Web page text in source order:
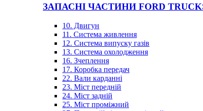
ЗАПАСНІ ЧАСТИНИ FORD
10. Двигун
11. Система живлення
12. Система випуску газів
13. Система охолодження
16. Зчеплення
17. Коробка передач
22. Вали карданні
23. Міст передній
24. Міст задній
25. Міст проміжний